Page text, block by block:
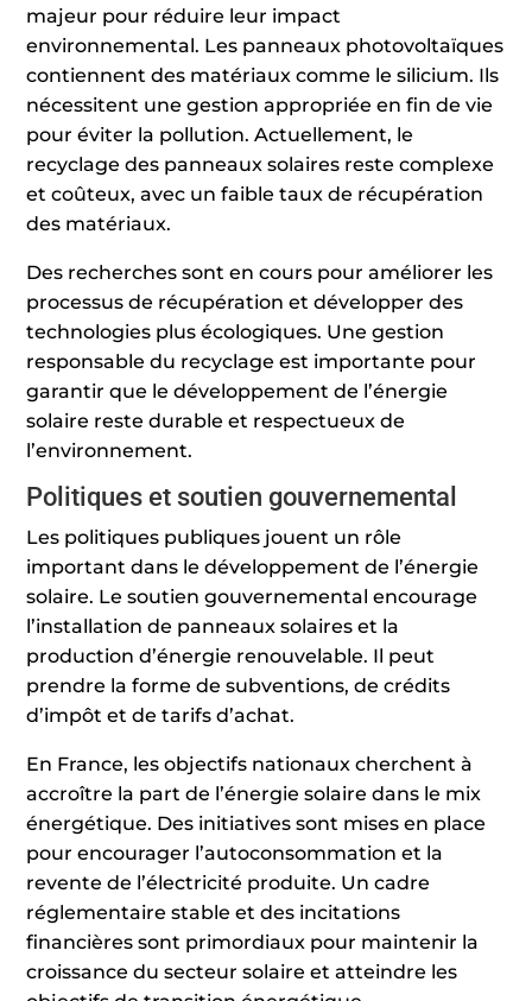
majeur pour réduire leur impact
environnemental. Les panneaux photovoltaïques
contiennent des matériaux comme le silicium. Ils
nécessitent une gestion appropriée en fin de vie
pour éviter la pollution. Actuellement, le
recyclage des panneaux solaires reste complexe
et coûteux, avec un faible taux de récupération
des matériaux.
Des recherches sont en cours pour améliorer les
processus de récupération et développer des
technologies plus écologiques. Une gestion
responsable du recyclage est importante pour
garantir que le développement de l’énergie
solaire reste durable et respectueux de
l’environnement.
Politiques et soutien gouvernemental
Les politiques publiques jouent un rôle
important dans le développement de l’énergie
solaire. Le soutien gouvernemental encourage
l’installation de panneaux solaires et la
production d’énergie renouvelable. Il peut
prendre la forme de subventions, de crédits
d’impôt et de tarifs d’achat.
En France, les objectifs nationaux cherchent à
accroître la part de l’énergie solaire dans le mix
énergétique. Des initiatives sont mises en place
pour encourager l’autoconsommation et la
revente de l’électricité produite. Un cadre
réglementaire stable et des incitations
financières sont primordiaux pour maintenir la
croissance du secteur solaire et atteindre les